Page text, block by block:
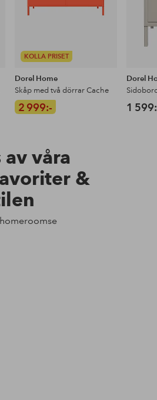
KOLLA PRISET
Dorel Home
Skåp med två dörrar Cache
2 999:-
Dorel
1
våra
&